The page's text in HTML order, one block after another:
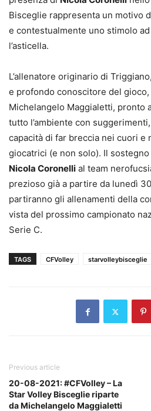
Bisceglie rappresenta un motivo
e contestualmente uno stimolo
l’asticella.
L’allenatore originario di
e profondo conoscitore del gioco,
Michelangelo Maggialetti, pronto
tutto l’ambiente con
capacità di far breccia nei cuori e
giocatrici (e non solo). Il sostegno
Nicola Coronelli al team
prezioso già a partire da lunedì
partiranno gli allenamenti della
vista del prossimo campionato
Serie C.
TAGS CFVolley starvolleybisceglie
Previous article
20-08-2021: #CFVolley – La
Star Volley Bisceglie riparte
da Michelangelo Maggialetti